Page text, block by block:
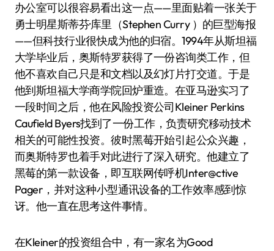
办公室可以很容易看出这一点——里面贴着一张关于
勇士明星斯蒂芬·库里（Stephen Curry ）的巨型海报
——但科技行业很快成为他的归宿。1994年从斯坦福
大学毕业后，奥斯特罗获得了一份咨询类工作，但
他不喜欢自己只是和文档以及幻灯片打交道。于是
他到斯坦福大学商学院回炉重造。在亚马逊实习了
一段时间之后，他在风险投资公司Kleiner Perkins
Caufield Byers找到了一份工作，负责研究移动技术
相关的可能性投资。彼时黑莓开始引起公众兴趣，
而奥斯特罗也着手对此进行了深入研究。他建立了
黑莓的第一款设备，即互联网传呼机Inter@ctive
Pager，并对这种小型通讯设备的工作效率感到惊
讶。他一直在思考这件事情。
在Kleiner的投资组合中，有一家名为Good